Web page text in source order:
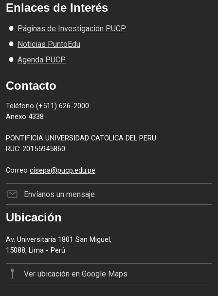
Enlaces de Interés
Páginas de Investigación PUCP
Noticias PuntoEdu
Agenda PUCP
Contacto
Teléfono (+511) 626-2000
Anexo 4338
PONTIFICIA UNIVERSIDAD CATOLICA DEL PERU
RUC: 20155945860
Correo cisepa@pucp.edu.pe
Envíanos un mensaje
Ubicación
Av. Universitaria 1801 San Miguel,
15088, Lima - Perú
Ver ubicación en Google Maps